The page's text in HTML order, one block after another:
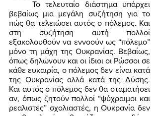
βεβαίως μια μεγάλη συζήτηση για το
πώς θα τελειώσει αυτός ο πόλεμος. Και
στη συζήτηση αυτή πολλοί
εξακολουθούν να εννοούν ως “πόλεμο”
μόνο τη μάχη της Ουκρανίας. Βεβαίως,
όπως δηλώνουν και οι ίδιοι οι Ρώσσοι σε
κάθε ευκαιρία, ο πόλεμος δεν είναι κατά
της Ουκρανίας αλλά κατά της Δύσης.
Και αυτός ο πόλεμος δεν θα σταματήσει
αν, όπως ζητούν πολλοί “ψύχραιμοι και
ρεαλιστές” σχολιαστές, η Ουκρανία δεν